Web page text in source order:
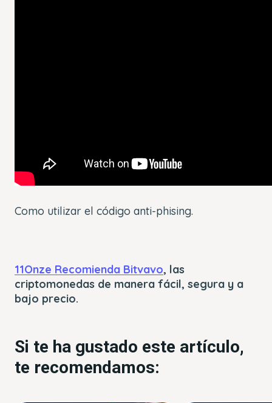
Como utilizar el código anti-phising.
11Onze Recomienda Bitvavo, las
criptomonedas de manera fácil, segura y a
bajo precio.
Si te ha gustado este artículo,
te recomendamos: